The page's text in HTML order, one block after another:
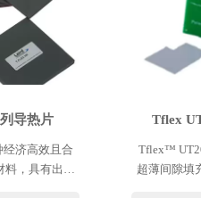
导热片
济高效且合
，具有出色
Tflex
Tflex™
超薄间隙填